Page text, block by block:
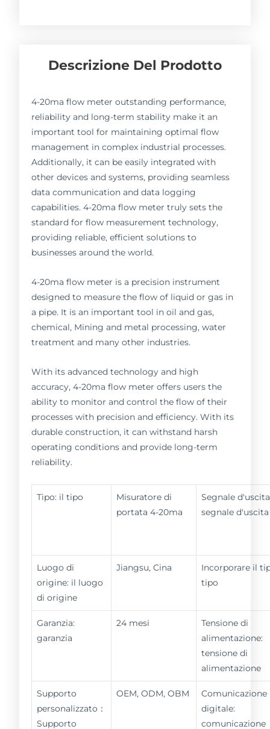
Descrizione Del Prodotto
4-20ma flow meter outstanding performance,
reliability and long-term stability make it an
important tool for maintaining optimal flow
management in complex industrial processes.
Additionally, it can be easily integrated with
other devices and systems, providing seamless
data communication and data logging
capabilities. 4-20ma flow meter truly sets the
standard for flow measurement technology,
providing reliable, efficient solutions to
businesses around the world.
4-20ma flow meter is a precision instrument
designed to measure the flow of liquid or gas in
a pipe. It is an important tool in oil and gas,
chemical, Mining and metal processing, water
treatment and many other industries.
With its advanced technology and high
accuracy, 4-20ma flow meter offers users the
ability to monitor and control the flow of their
processes with precision and efficiency. With its
durable construction, it can withstand harsh
operating conditions and provide long-term
reliability.
Tipo: il tipo
Misuratore di
portata 4-20ma
Segnale
segnale d'uscita
Luogo di
origine: il luogo
di origine
Jiangsu, Cina
Incorporare il
tipo
Garanzia:
garanzia
24 mesi
Tensione di
alimentazione:
tensione di
alimentazione
Supporto
personalizzato：
Supporto
OEM, ODM, OBM
Comunicazione
digitale:
comunicazione